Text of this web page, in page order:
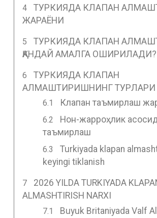
ТУРКИЯДА КЛАПАН
ЖАРАЁНИ
ТУРКИЯДА КЛАПАН
ҚАНДАЙ АМАЛГА ОШИРИЛАДИ?
ТУРКИЯДА КЛАПАН
АЛМАШТИРИШНИНГ ТУРЛАРИ
Клапан таъмирлаш
Нон-жарроҳлик
таъмирлаш
Turkiyada klapan
keyingi tiklanish
2026 YILDA TURKIYADA
ALMASHTIRISH NARXI
Buyuk Britaniyada Valf